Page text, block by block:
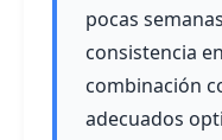
pocas
consistencia
combinación
adecuados